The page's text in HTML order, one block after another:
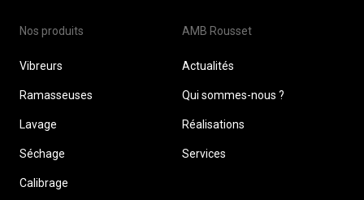
Nos produits
Vibreurs
Ramasseuses
Lavage
Séchage
Calibrage
AMB Rousset
Actualités
Qui sommes-nous ?
Réalisations
Services